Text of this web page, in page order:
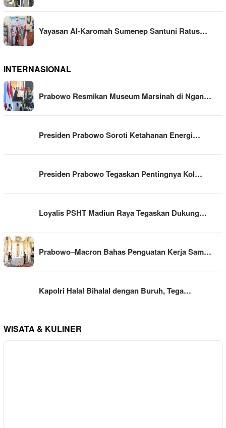
Yayasan Al-Karomah Sumenep Santuni Ratus…
INTERNASIONAL
Prabowo Resmikan Museum Marsinah di Ngan…
Presiden Prabowo Soroti Ketahanan Energi…
Presiden Prabowo Tegaskan Pentingnya Kol…
Loyalis PSHT Madiun Raya Tegaskan Dukung…
Prabowo–Macron Bahas Penguatan Kerja Sam…
Kapolri Halal Bihalal dengan Buruh, Tega…
WISATA & KULINER